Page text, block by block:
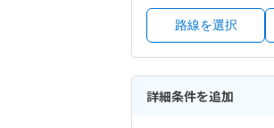
路線を選択
詳細条件を追加